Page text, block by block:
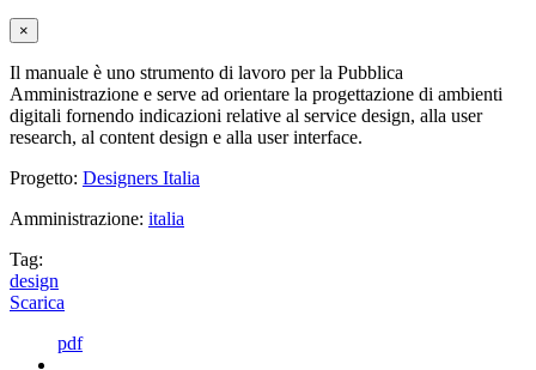
×
Il manuale è uno strumento di lavoro per la Pubblica
Amministrazione e serve ad orientare la progettazione di ambienti
digitali fornendo indicazioni relative al service design, alla user
research, al content design e alla user interface.
Progetto: Designers Italia
Amministrazione: italia
Tag:
design
Scarica
pdf